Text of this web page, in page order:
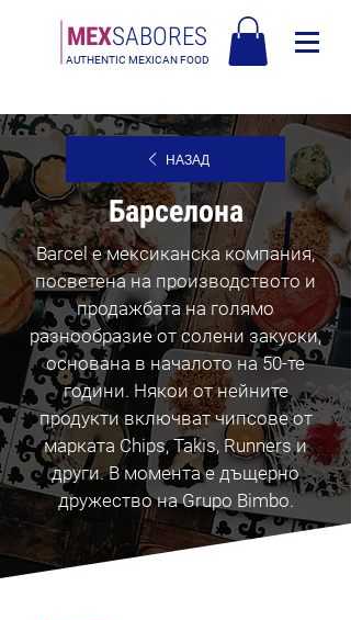
МЕXSABORES
AUTHENTIC MEXICAN FOOD
НАЗАД
Барселона
Barcel е мексиканска компания,
посветена на производството и
продажбата на голямо
разнообразие от солени закуски,
основана в началото на 50-те
години. Някои от нейните
продукти включват чипсове от
марката Chips, Takis, Runners и
други. В момента е дъщерно
дружество на Grupo Bimbo.